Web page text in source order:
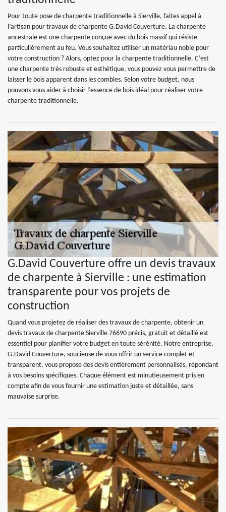
Pour toute pose de charpente traditionnelle à Sierville, faites appel à
l’artisan pour travaux de charpente G.David Couverture. La charpente
ancestrale est une charpente conçue avec du bois massif qui résiste
particulièrement au feu. Vous souhaitez utiliser un matériau noble pour
votre construction ? Alors, optez pour la charpente traditionnelle. C’est
une charpente très robuste et esthétique, vous pouvez vous permettre de
laisser le bois apparent dans les combles. Selon votre budget, nous
pouvons vous aider à choisir l’essence de bois idéal pour réaliser votre
charpente traditionnelle.
G.David Couverture offre un devis travaux
de charpente à Sierville : une estimation
transparente pour vos projets de
construction
Quand vous projetez de réaliser des travaux de charpente, obtenir un
devis travaux de charpente Sierville 76690 précis, gratuit et détaillé est
essentiel pour planifier votre budget en toute sérénité. Notre entreprise,
G.David Couverture, soucieuse de vous offrir un service complet et
transparent, vous propose des devis entièrement personnalisés, répondant
à vos besoins spécifiques. Chaque élément est minutieusement pris en
compte afin de vous fournir une estimation juste et détaillée, sans
mauvaise surprise.